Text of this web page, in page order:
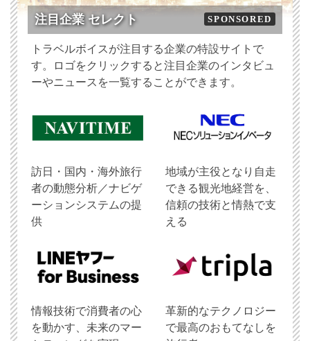
注目企業 セレクト SPONSORED
トラベルボイスが注目する企業の特設サイトで
す。ロゴをクリックすると注目企業のインタビュ
ーやニュースを一覧することができます。
訪日・国内・海外旅行
者の動態分析／ナビゲ
ーションシステムの提
供
地域が主役となり自走
できる観光地経営を、
信頼の技術と情熱で支
える
情報技術で消費者の心
を動かす、未来のマー
革新的なテクノロジー
で最高のおもてなしを